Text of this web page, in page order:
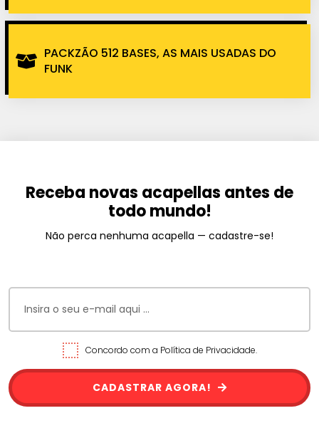
PACKZÃO 512 BASES, AS MAIS USADAS DO
FUNK
Receba novas acapellas antes de
todo mundo!
Não perca nenhuma acapella — cadastre-se!
Concordo com a Política de Privacidade.
CADASTRAR AGORA!